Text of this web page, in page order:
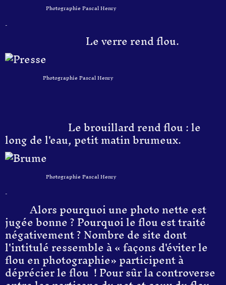
Photographie Pascal Henry
-
Le verre rend flou.
Photographie Pascal Henry
Le brouillard rend flou : le
long de l'eau, petit matin brumeux.
Photographie Pascal Henry
-
Alors pourquoi une photo nette est
jugée bonne ? Pourquoi le flou est traité
négativement ? Nombre de site dont
l'intitulé ressemble à « façons d'éviter le
flou en photographie» participent à
déprécier le flou ! Pour sûr la controverse